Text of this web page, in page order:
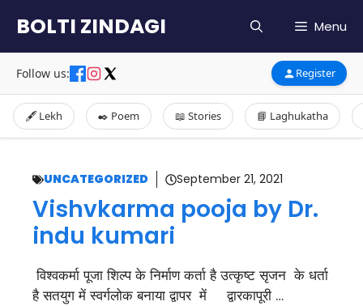
content
BOLTI ZINDAGI Menu
Follow us: Register
🖋️ Lekh ✒️ Poem 📖 Stories 📘 Laghukatha
UNCATEGORIZED September 21, 2021
Vishvkarma pooja by Dr.
indu kumari
विश्वकर्मा पूजा शिल्प के निर्माण कर्ता है उत्कृष्ट सृजन के धर्ता
है सतयुग में स्वर्गलोक बनाया द्वापर में द्वारकापूरी …